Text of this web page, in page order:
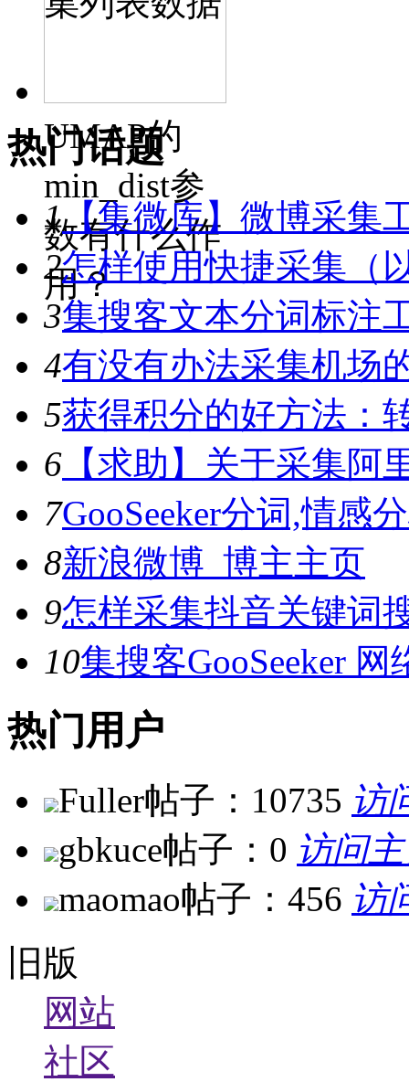
UMAP的
min_dist参
数有什么作
用？
热门话题
1【集微库】微博采集
2怎样使用快捷采集（
3集搜客文本分词标注
4有没有办法采集机场
5获得积分的好方法：
6 【求助】关于采集阿
7GooSeeker分词,情感
8新浪微博_博主主页
9怎样采集抖音关键词
10集搜客GooSeeker
热门用户
Fuller帖子：10735 访
gbkuce帖子：0 访问
maomao帖子：456 访
旧版
网站
社区